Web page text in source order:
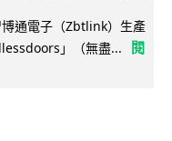
通電子（Zbtlink）生產
」（無盡...
閱